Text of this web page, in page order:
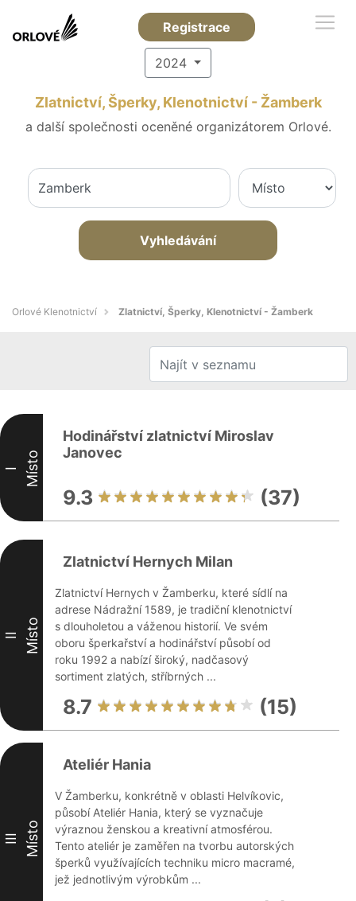
Registrace
2024
Zlatnictví, Šperky, Klenotnictví - Žamberk
a další společnosti oceněné organizátorem Orlové.
Vyhledávání
Orlové Klenotnictví Zlatnictví, Šperky, Klenotnictví - Žamberk
I Místo
Hodinářství zlatnictví Miroslav
Janovec
9.3 (37)
II Místo
Zlatnictví Hernych Milan
Zlatnictví Hernych v Žamberku, které sídlí na
adrese Nádražní 1589, je tradiční klenotnictví
s dlouholetou a váženou historií. Ve svém
oboru šperkařství a hodinářství působí od
roku 1992 a nabízí široký, nadčasový
sortiment zlatých, stříbrných ...
8.7 (15)
III Místo
Ateliér Hania
V Žamberku, konkrétně v oblasti Helvíkovic,
působí Ateliér Hania, který se vyznačuje
výraznou ženskou a kreativní atmosférou.
Tento ateliér je zaměřen na tvorbu autorských
šperků využívajících techniku micro macramé,
jež jednotlivým výrobkům ...